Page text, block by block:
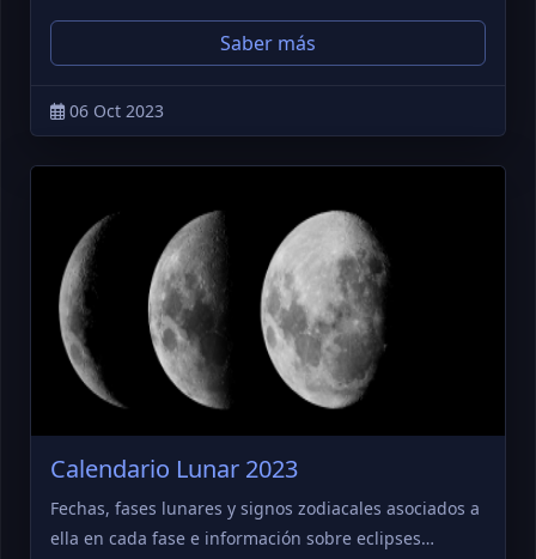
Saber más
06 Oct 2023
Calendario Lunar 2023
Fechas, fases lunares y signos zodiacales asociados a
ella en cada fase e información sobre eclipses…